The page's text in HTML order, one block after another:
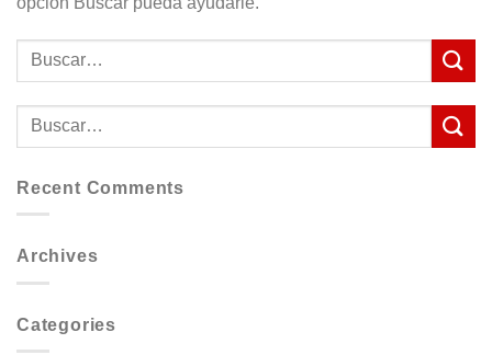
Recent Comments
Archives
Categories